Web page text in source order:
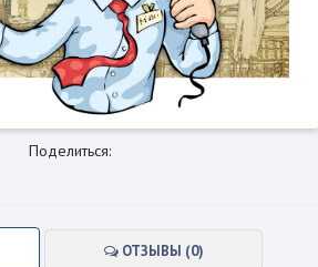
Поделиться:
ОТЗЫВЫ (0)